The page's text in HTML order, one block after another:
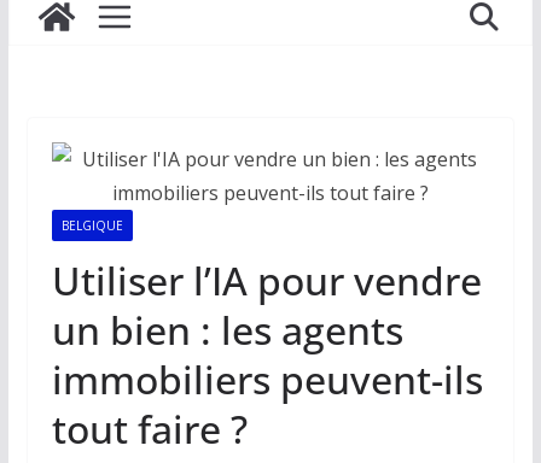
BELGIQUE
Utiliser l’IA pour vendre
un bien : les agents
immobiliers peuvent-ils
tout faire ?